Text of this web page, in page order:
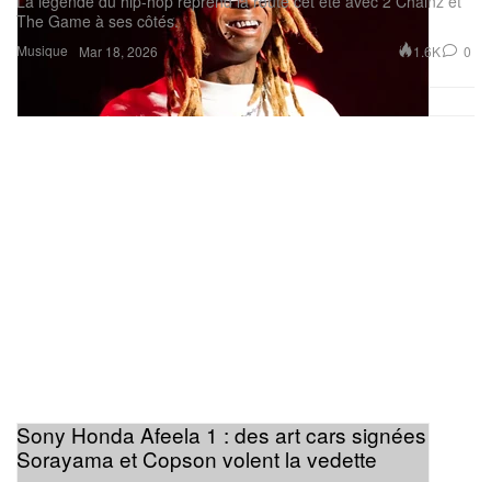
Musique
The Game à ses côtés.
Mar 18, 2026 1.6K 0
Sony Honda Afeela 1 : des art cars signées
Sorayama et Copson volent la vedette